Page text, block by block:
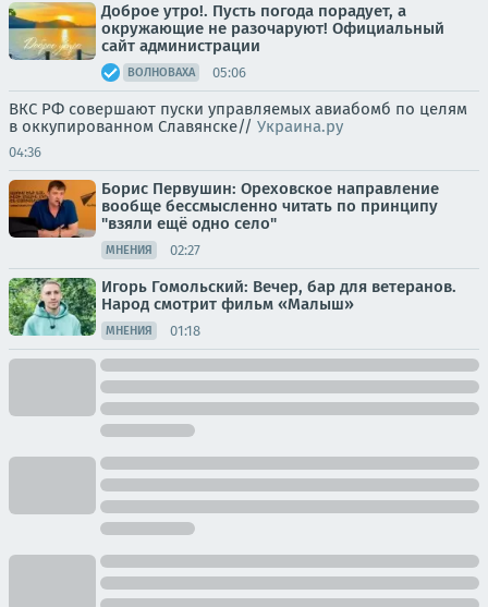
Доброе утро!. Пусть погода порадует, а
окружающие не разочаруют! Официальный
сайт администрации
ВОЛНОВАХА 05:06
ВКС РФ совершают пуски управляемых авиабомб по целям
в оккупированном Славянске// Украина.ру
04:36
Борис Первушин: Ореховское направление
вообще бессмысленно читать по принципу
"взяли ещё одно село"
МНЕНИЯ 02:27
Игорь Гомольский: Вечер, бар для ветеранов.
Народ смотрит фильм «Малыш»
МНЕНИЯ 01:18